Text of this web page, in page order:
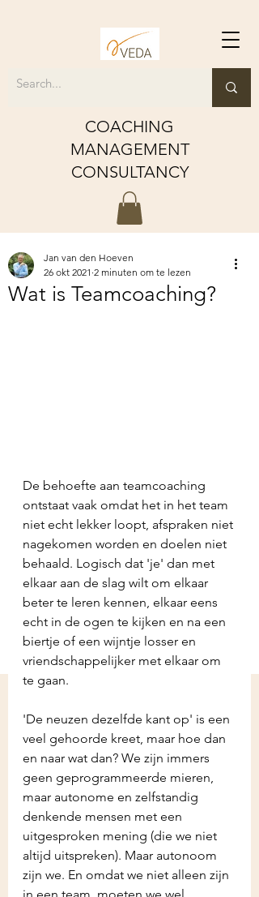
COACHING
MANAGEMENT
CONSULTANCY
Wat is Teamcoaching?
Jan van den Hoeven
26 okt 2021 2 minuten om te lezen
De behoefte aan teamcoaching
ontstaat vaak omdat het in het team
niet echt lekker loopt, afspraken niet
nagekomen worden en doelen niet
behaald. Logisch dat 'je' dan met
elkaar aan de slag wilt om elkaar
beter te leren kennen, elkaar eens
echt in de ogen te kijken en na een
biertje of een wijntje losser en
vriendschappelijker met elkaar om
te gaan.
'De neuzen dezelfde kant op' is een
veel gehoorde kreet, maar hoe dan
en naar wat dan? We zijn immers
geen geprogrammeerde mieren,
maar autonome en zelfstandig
denkende mensen met een
uitgesproken mening (die we niet
altijd uitspreken). Maar autonoom
zijn we. En omdat we niet alleen zijn